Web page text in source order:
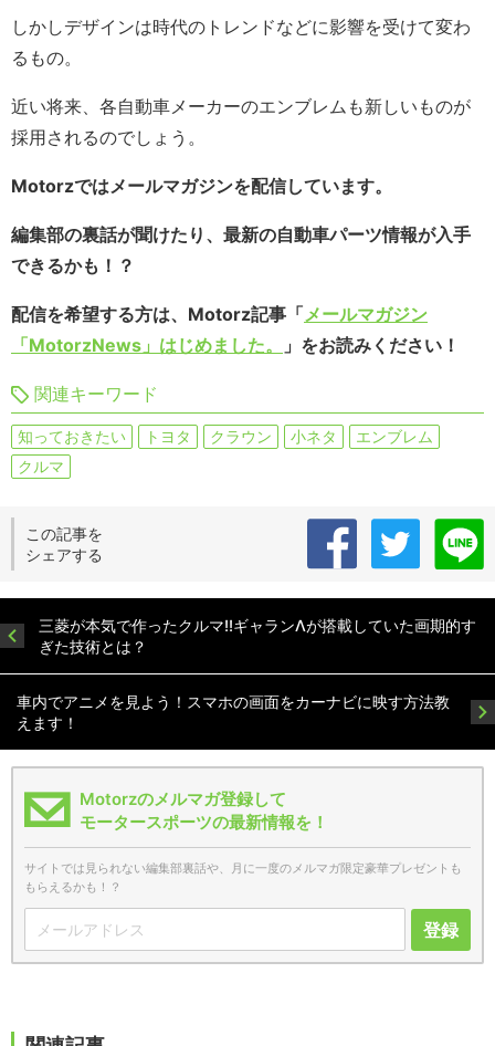
しかしデザインは時代のトレンドなどに影響を受けて変わ
るもの。
近い将来、各自動車メーカーのエンブレムも新しいものが
採用されるのでしょう。
Motorzではメールマガジンを配信しています。
編集部の裏話が聞けたり、最新の自動車パーツ情報が入手
できるかも！？
配信を希望する方は、Motorz記事「メールマガジン
「MotorzNews」はじめました。
」をお読みください！
関連キーワード
知っておきたい トヨタ クラウン 小ネタ
エンブレム
クルマ
この記事を
シェアする
三菱が本気で作ったクルマ!!ギャランΛが搭載していた画期的す
ぎた技術とは？
車内でアニメを見よう！スマホの画面をカーナビに映す方法教
えます！
Motorzのメルマガ登録して
モータースポーツの最新情報を！
サイトでは見られない編集部裏話や、月に一度のメルマガ限定豪華プレゼントも
もらえるかも！？
登録